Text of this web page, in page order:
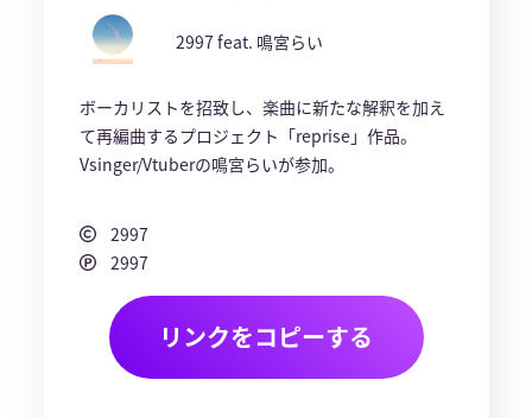
2997 feat. 鳴宮らい
ボーカリストを招致し、楽曲に新たな解釈を加え
て再編曲するプロジェクト「reprise」作品。
Vsinger/Vtuberの鳴宮らいが参加。
2997
2997
リンクをコピーする